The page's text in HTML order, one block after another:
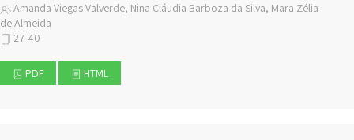
Amanda Viegas Valverde, Nina Cláudia Barboza da Silva, Mara Zélia
de Almeida
27-40
PDF HTML